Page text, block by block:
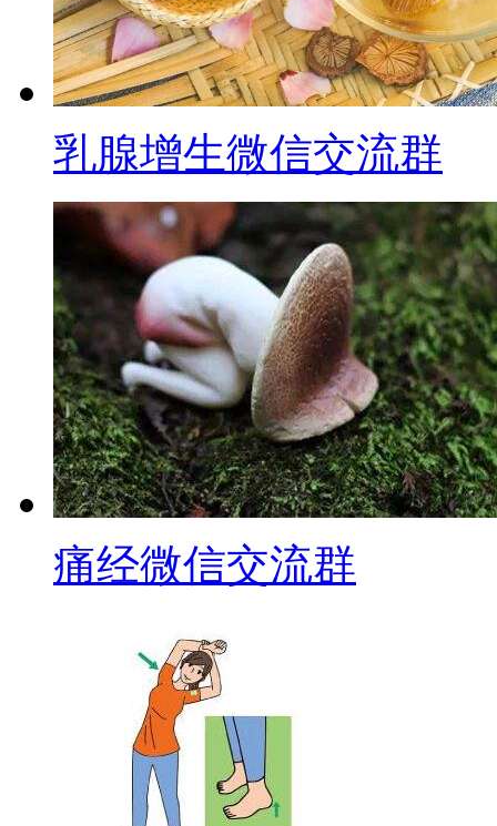
乳腺增生微信交流群
痛经微信交流群